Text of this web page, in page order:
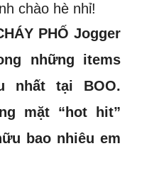
chào hè nhỉ!
PHỐ Jogger
những items
nhất tại BOO.
mặt “hot hit”
bao nhiêu em